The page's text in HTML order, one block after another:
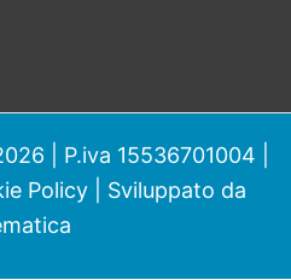
| P.iva 15536701004 |
Policy| Sviluppato da